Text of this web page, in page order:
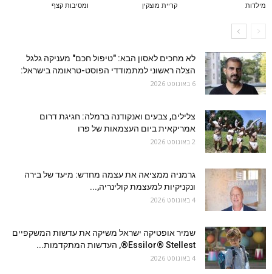
מילדות
קריית מוצקין
ומסיבות קצף
לא מחכים לאסון הבא: "טיפול חכם" מעניקה גלגל
הצלה ראשוני למתמודדי הפוסט-טראומה בישראל:
6 באוגוסט 2026
צלילים, צבעים ואנקודנה ברמלה: חגיגת דרום
אמריקאית ביום העצמאות של פרו
2 באוגוסט 2026
גרמניה ממציאה את עצמה מחדש: מיעד של בירה
ונקניקיות למעצמת קולינריה,...
4 באוגוסט 2026
שמיר אופטיקה ישראל משיקה את עדשות המשקפיים
Essilor® Stellest®, העדשות המתקדמות...
4 באוגוסט 2026